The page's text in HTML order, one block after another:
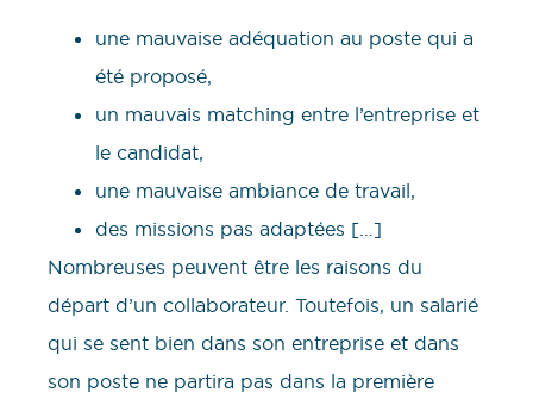
une mauvaise adéquation au poste qui a
été proposé,
un mauvais matching entre l’entreprise et
le candidat,
une mauvaise ambiance de travail,
des missions pas adaptées […]
Nombreuses peuvent être les raisons du
départ d’un collaborateur. Toutefois, un salarié
qui se sent bien dans son entreprise et dans
son poste ne partira pas dans la première